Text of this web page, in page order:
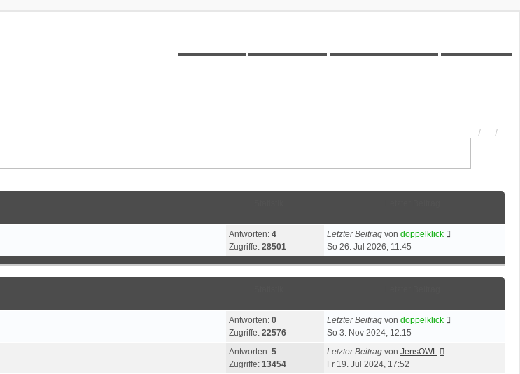
Antworten: 4
Zugriffe: 28501
Letzter Beitrag von doppelklick
So 26. Jul 2026, 11:45
Antworten: 0
Zugriffe: 22576
Letzter Beitrag von doppelklick
So 3. Nov 2024, 12:15
Antworten: 5
Zugriffe: 13454
Letzter Beitrag von JensOWL
Fr 19. Jul 2024, 17:52